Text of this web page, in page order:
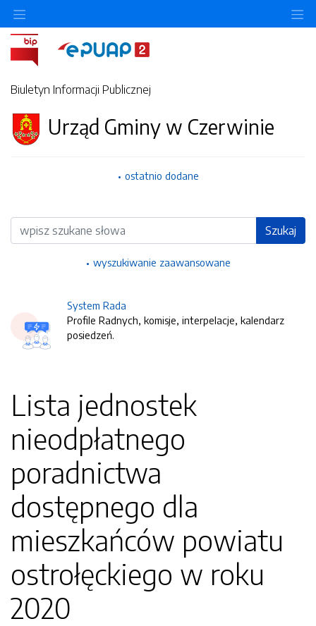
Biuletyn Informacji Publicznej
Urząd Gminy w Czerwinie
ostatnio dodane
Wyszukiwarka Szukaj
wyszukiwanie zaawansowane
System Rada
Profile Radnych, komisje, interpelacje, kalendarz
posiedzeń.
Lista jednostek
nieodpłatnego
poradnictwa
dostępnego dla
mieszkańców powiatu
ostrołęckiego w roku
2020